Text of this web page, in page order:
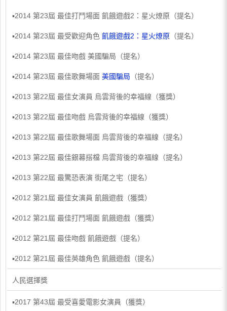
▪2014 第23屆 最佳打鬥場面 飢餓遊戲2：星火燎原（提名）
▪2014 第23屆 最受歡迎角色 飢餓遊戲2：星火燎原 （提名）
▪2014 第23屆 最佳吻戲 美國騙局（提名）
▪2014 第23屆 最佳歌舞場面 美國騙局 （提名）
▪2013 第22屆 最佳女演員 烏雲背後的幸福線（獲獎）
▪2013 第22屆 最佳吻戲 烏雲背後的幸福線（獲獎）
▪2013 第22屆 最佳歌舞場面 烏雲背後的幸福線（提名）
▪2013 第22屆 最佳銀幕搭檔 烏雲背後的幸福線（提名）
▪2013 第22屆 最驚恐表演 街尾之宅（提名）
▪2012 第21屆 最佳女演員 飢餓遊戲（獲獎）
▪2012 第21屆 最佳打鬥場面 飢餓遊戲（獲獎）
▪2012 第21屆 最佳吻戲 飢餓遊戲（提名）
▪2012 第21屆 最佳英雄角色 飢餓遊戲（提名）
人民選擇獎
​▪2017 第43屆 最受喜愛電影女演員（獲獎）